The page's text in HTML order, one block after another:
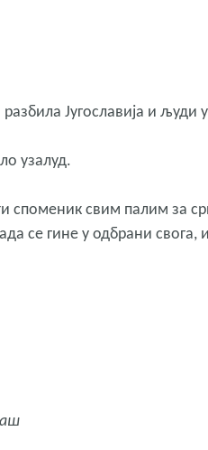
Југославија и људи
узалуд.
споменик свим палим за
се гине у одбрани свога,